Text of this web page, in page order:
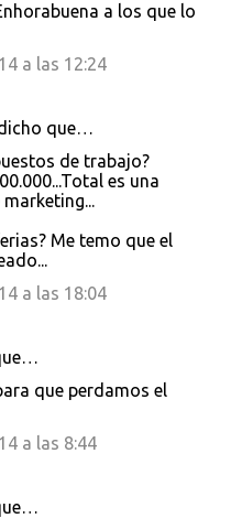
a los que lo
a las 12:24
que…
de trabajo?
es una
Me temo que el
a las 18:04
que perdamos el
a las 8:44